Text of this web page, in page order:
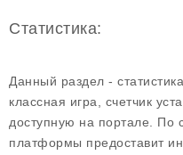
Статистика:
Данный раздел -
классная игра, счетчик
доступную на портале. По
платформы предоставит